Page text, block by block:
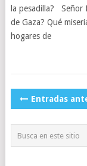
la pesadilla? Señor
de Gaza? Qué
hogares de
POSTS
Entradas